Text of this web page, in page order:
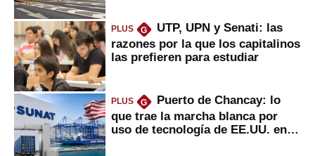
PLUS G
UTP, UPN y Senati: las
razones por la que los capitalinos
las prefieren para estudiar
PLUS G
Puerto de Chancay: lo
que trae la marcha blanca por
uso de tecnología de EE.UU. en